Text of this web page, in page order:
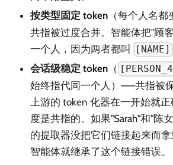
按类型固定 token （每个人名都
共指被过度合并。智能体把"顾
一个人，因为两者都叫
[NAME]
会话级稳定 token （
始终指代同一个人）——共指被
上游的 token 化器在一开始就
度是共指的。如果"Sarah"和"陈
的提取器没把它们链接起来而拿
智能体就继承了这个链接错误。